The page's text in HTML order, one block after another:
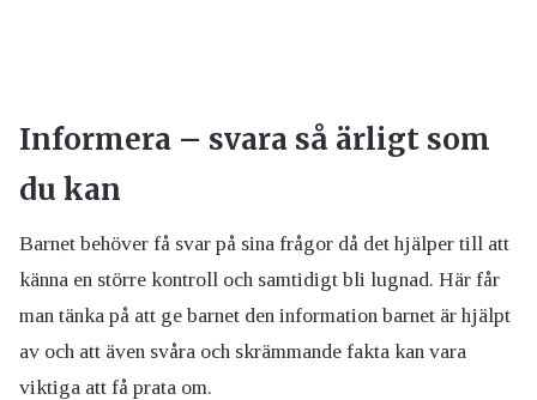
Informera – svara så ärligt som
du kan
Barnet behöver få svar på sina frågor då det hjälper till att
känna en större kontroll och samtidigt bli lugnad. Här får
man tänka på att ge barnet den information barnet är hjälpt
av och att även svåra och skrämmande fakta kan vara
viktiga att få prata om.